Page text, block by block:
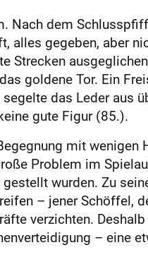
Nach dem
alles gegeben, aber
Strecken
goldene Tor. Ein
das Leder aus
gute Figur (85.).
mit
Problem im
wurden. Zu
– jener Schöffel,
verzichten.
– eine